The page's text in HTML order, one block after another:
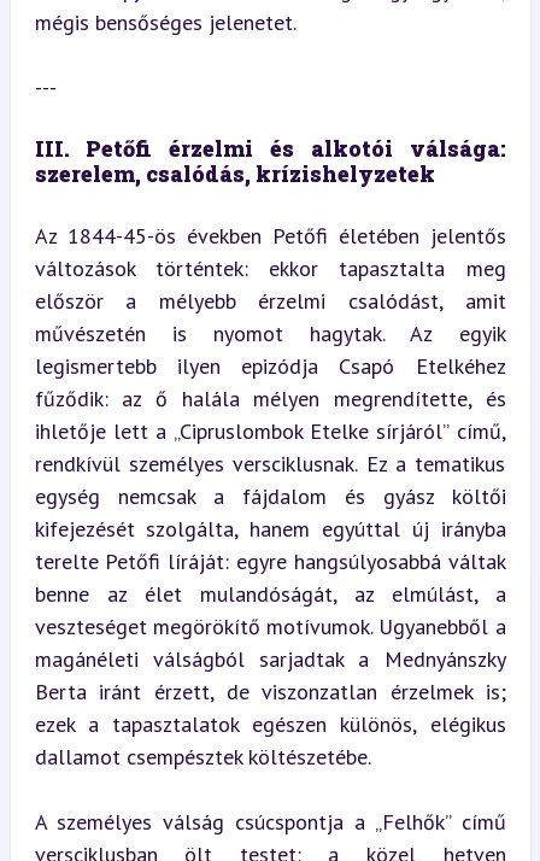
mégis bensőséges jelenetet.
---
III. Petőfi érzelmi és alkotói válsága:
szerelem, csalódás, krízishelyzetek
Az 1844-45-ös években Petőfi életében jelentős
változások történtek: ekkor tapasztalta meg
először a mélyebb érzelmi csalódást, amit
művészetén is nyomot hagytak. Az egyik
legismertebb ilyen epizódja Csapó Etelkéhez
fűződik: az ő halála mélyen megrendítette, és
ihletője lett a „Cipruslombok Etelke sírjáról” című,
rendkívül személyes versciklusnak. Ez a tematikus
egység nemcsak a fájdalom és gyász költői
kifejezését szolgálta, hanem egyúttal új irányba
terelte Petőfi líráját: egyre hangsúlyosabbá váltak
benne az élet mulandóságát, az elmúlást, a
veszteséget megörökítő motívumok. Ugyanebből a
magánéleti válságból sarjadtak a Mednyánszky
Berta iránt érzett, de viszonzatlan érzelmek is;
ezek a tapasztalatok egészen különös, elégikus
dallamot csempésztek költészetébe.
A személyes válság csúcspontja a „Felhők” című
versciklusban ölt testet: a közel hetven